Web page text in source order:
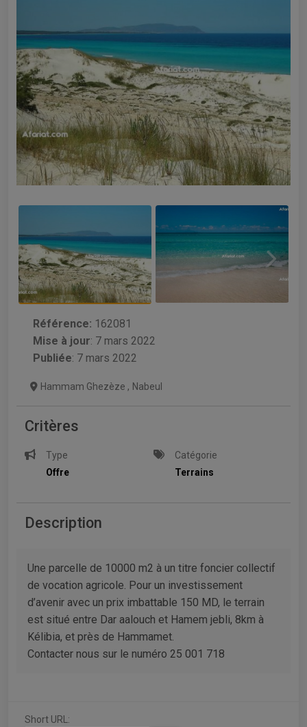
Référence: 162081
Mise à jour: 7 mars 2022
Publiée: 7 mars 2022
Hammam Ghezèze , Nabeul
Critères
Type
Offre
Catégorie
Terrains
Description
Une parcelle de 10000 m2 à un titre foncier collectif
de vocation agricole. Pour un investissement
d’avenir avec un prix imbattable 150 MD, le terrain
est situé entre Dar aalouch et Hamem jebli, 8km à
Kélibia, et près de Hammamet.
Contacter nous sur le numéro 25 001 718
Short URL: